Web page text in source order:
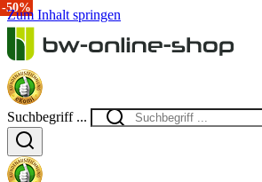
Zum Inhalt springen
Suchbegriff ...
-15%
-50%